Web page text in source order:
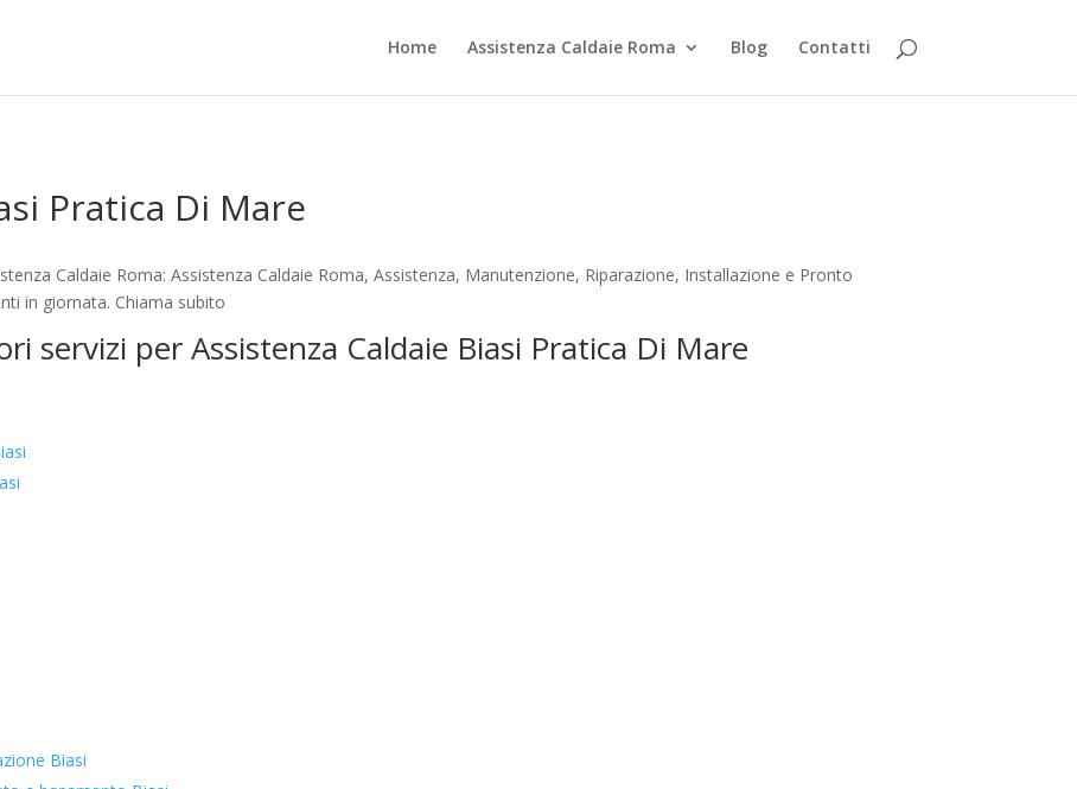
Home Assistenza Caldaie Roma Blog Contatti
Pratica Di Mare
Caldaie Roma: Assistenza Caldaie Roma, Assistenza, Manutenzione, Riparazione, Installazione e Pronto
in giornata. Chiama subito
servizi per Assistenza Caldaie Biasi Pratica Di Mare
Biasi